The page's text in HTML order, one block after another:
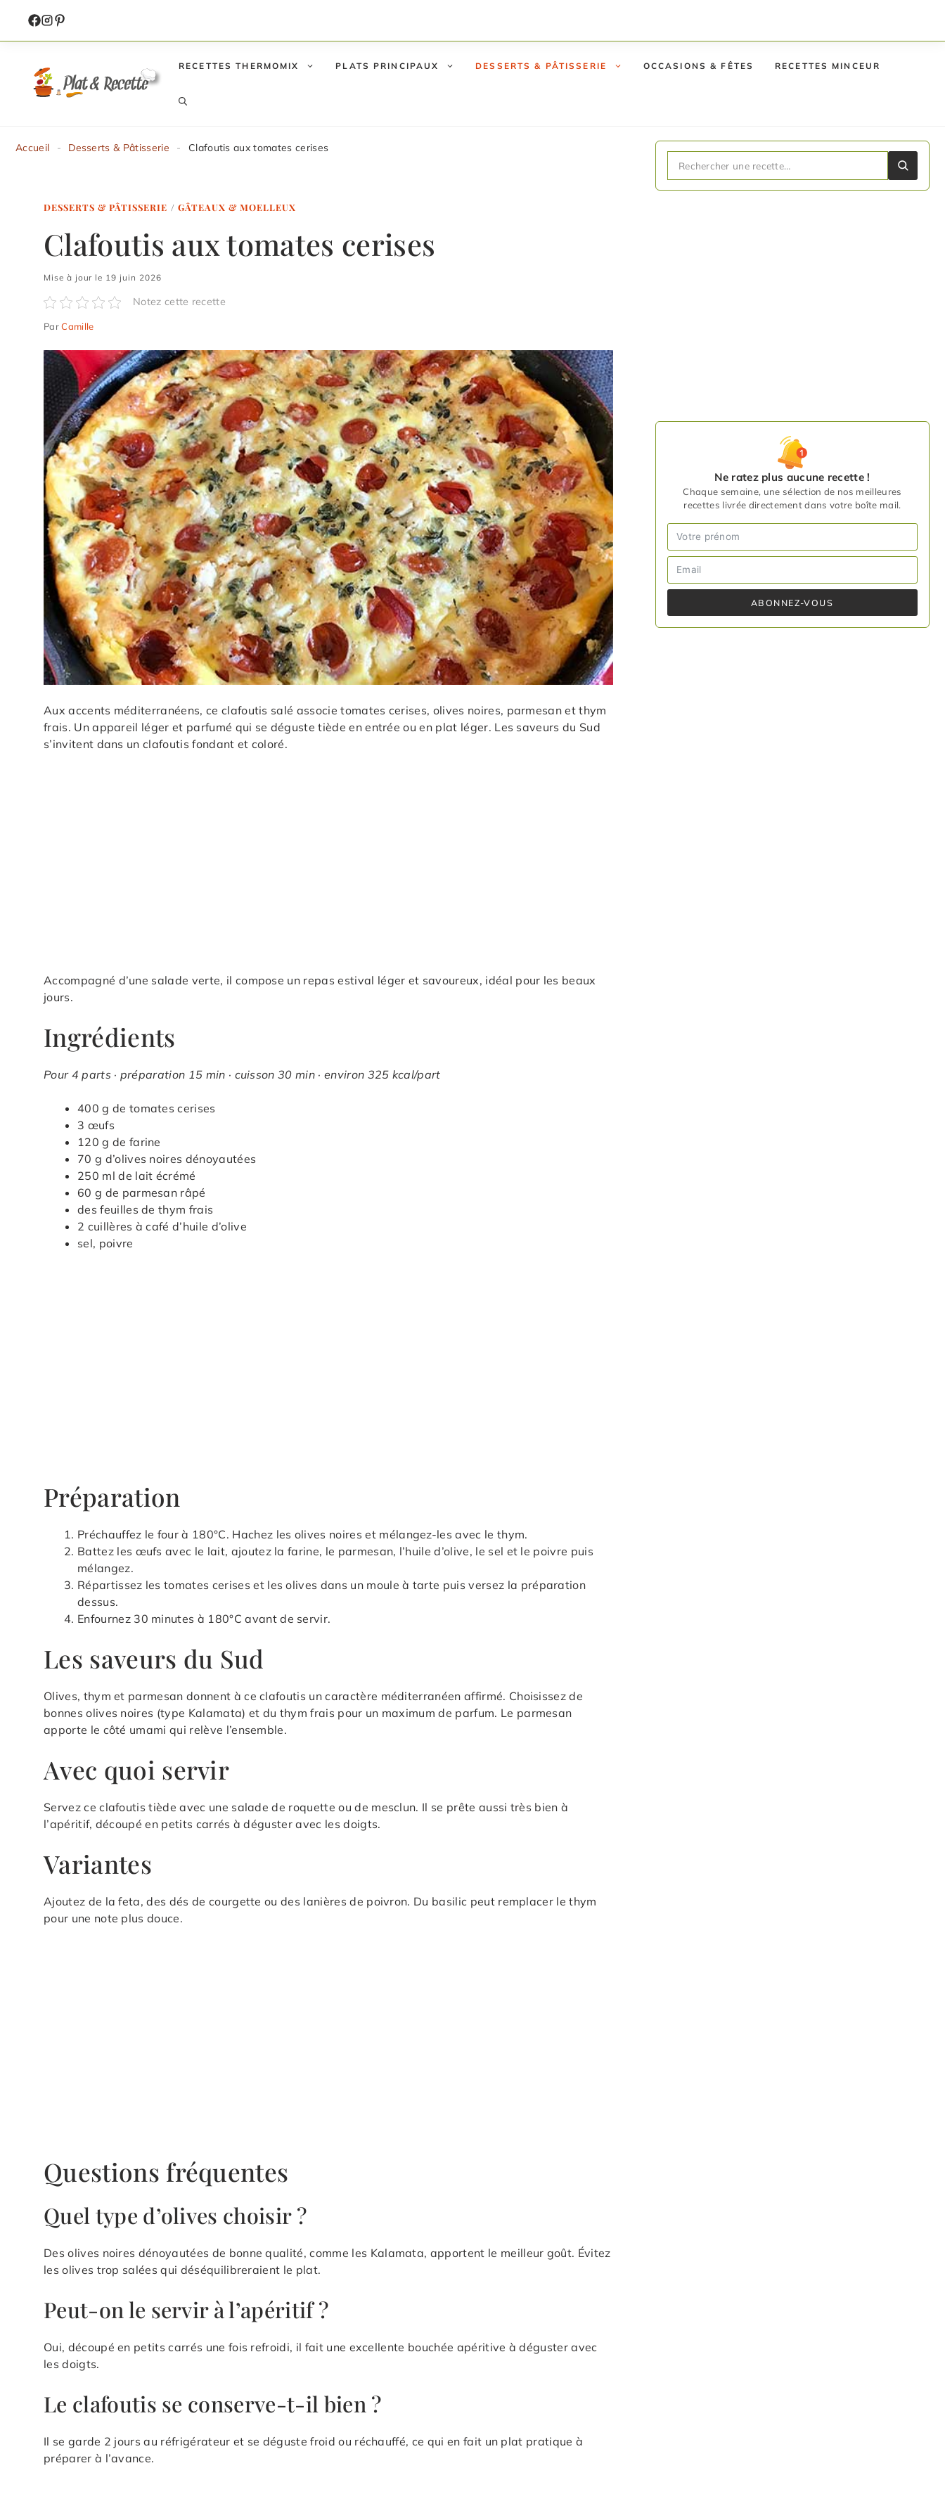
contenu
RECETTES THERMOMIX PLATS PRINCIPAUX DESSERTS & PÂTISSERIE OCCASIONS & FÊTES RECETTES MINCEUR
Accueil - Desserts & Pâtisserie - Clafoutis aux tomates cerises
DESSERTS & PÂTISSERIE / GÂTEAUX & MOELLEUX
Clafoutis aux tomates cerises
Mise à jour le 19 juin 2026
Notez cette recette
ParCamille
Aux accents méditerranéens, ce clafoutis salé associe tomates cerises, olives noires, parmesan et thym
frais. Un appareil léger et parfumé qui se déguste tiède en entrée ou en plat léger. Les saveurs du Sud
s’invitent dans un clafoutis fondant et coloré.
Accompagné d’une salade verte, il compose un repas estival léger et savoureux, idéal pour les beaux
jours.
Ingrédients
Pour 4 parts · préparation 15 min · cuisson 30 min · environ 325 kcal/part
400 g de tomates cerises
3 œufs
120 g de farine
70 g d’olives noires dénoyautées
250 ml de lait écrémé
60 g de parmesan râpé
des feuilles de thym frais
2 cuillères à café d’huile d’olive
sel, poivre
Préparation
Préchauffez le four à 180°C. Hachez les olives noires et mélangez-les avec le thym.
Battez les œufs avec le lait, ajoutez la farine, le parmesan, l’huile d’olive, le sel et le poivre puis
mélangez.
Répartissez les tomates cerises et les olives dans un moule à tarte puis versez la préparation
dessus.
Enfournez 30 minutes à 180°C avant de servir.
Les saveurs du Sud
Olives, thym et parmesan donnent à ce clafoutis un caractère méditerranéen affirmé. Choisissez de
bonnes olives noires (type Kalamata) et du thym frais pour un maximum de parfum. Le parmesan
apporte le côté umami qui relève l’ensemble.
Avec quoi servir
Servez ce clafoutis tiède avec une salade de roquette ou de mesclun. Il se prête aussi très bien à
l’apéritif, découpé en petits carrés à déguster avec les doigts.
Variantes
Ajoutez de la feta, des dés de courgette ou des lanières de poivron. Du basilic peut remplacer le thym
pour une note plus douce.
Questions fréquentes
Quel type d’olives choisir ?
Des olives noires dénoyautées de bonne qualité, comme les Kalamata, apportent le meilleur goût. Évitez
les olives trop salées qui déséquilibreraient le plat.
Peut-on le servir à l’apéritif ?
Oui, découpé en petits carrés une fois refroidi, il fait une excellente bouchée apéritive à déguster avec
les doigts.
Le clafoutis se conserve-t-il bien ?
Il se garde 2 jours au réfrigérateur et se déguste froid ou réchauffé, ce qui en fait un plat pratique à
préparer à l’avance.
Ne ratez plus aucune recette !
Chaque semaine, une sélection de nos meilleures
recettes livrée directement dans votre boîte mail.
ABONNEZ-VOUS